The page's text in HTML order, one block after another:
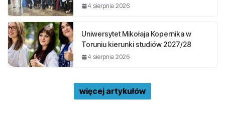
4 sierpnia 2026
Uniwersytet Mikołaja Kopernika w
Toruniu kierunki studiów 2027/28
4 sierpnia 2026
więcej artykułów